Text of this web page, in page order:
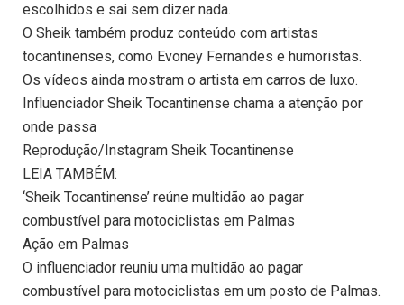
escolhidos e sai sem dizer nada.
O Sheik também produz conteúdo com artistas
tocantinenses, como Evoney Fernandes e humoristas.
Os vídeos ainda mostram o artista em carros de luxo.
Influenciador Sheik Tocantinense chama a atenção por
onde passa
Reprodução/Instagram Sheik Tocantinense
LEIA TAMBÉM:
‘Sheik Tocantinense’ reúne multidão ao pagar
combustível para motociclistas em Palmas
Ação em Palmas
O influenciador reuniu uma multidão ao pagar
combustível para motociclistas em um posto de Palmas.